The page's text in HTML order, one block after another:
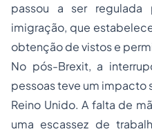
passou a ser
imigração, que
obtenção de vistos e
No pós-Brexit, a
pessoas teve um impacto
Reino Unido. A falta de
uma escassez de